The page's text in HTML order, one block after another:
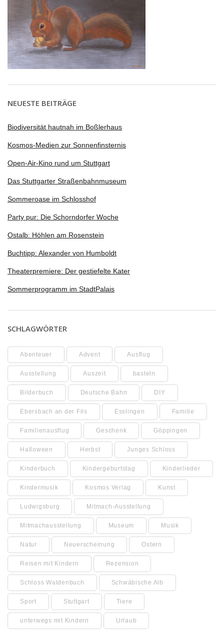
NEUESTE BEITRÄGE
Biodiversität hautnah im Boßlerhaus
Kosmos-Medien zur Sonnenfinsternis
Open-Air-Kino rund um Stuttgart
Das Stuttgarter Straßenbahnmuseum
Sommeroase im Schlosshof
Party pur: Die Schorndorfer Woche
Ostalb: Höhlen am Rosenstein
Buchtipp: Alexander von Humboldt
Theaterpremiere: Der gestiefelte Kater
Sommerprogramm im StadtPalais
SCHLAGWÖRTER
Abenteuer Advent Ausflug
Ausstellung Auszeit basteln
Bilderbuch Deutsche Bahn DIY
Ebersbach an der Fils Esslingen Familie
Familienausflug Geschenk Göppingen
Halloween Herbst Junges Schloss
Kinderbuch Kindergeburtstag Kinderlieder
Kindermusik Kosmos Verlag Kunst
Ludwigsburg Mitmach-Ausstellung
Mitmachausstellung Museum Musik
Natur Neuerscheinung Ostern
Reisen mit Kindern Rezension
Schloss Waldenbuch Schwäbische Alb
Sport Stuttgart Tiere
unterwegs mit Kindern Urlaub